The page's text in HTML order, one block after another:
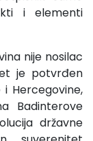
i elementi
nije nosilac
je potvrđen
i Hercegovine,
Badinterove
državne